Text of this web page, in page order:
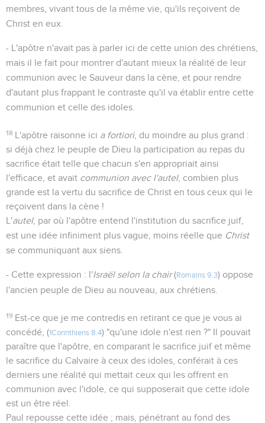
membres, vivant tous de la même vie, qu'ils reçoivent de
Christ en eux.
- L'apôtre n'avait pas à parler ici de cette union des chrétiens,
mais il le fait pour montrer d'autant mieux la réalité de leur
communion avec le Sauveur dans la cène, et pour rendre
d'autant plus frappant le contraste qu'il va établir entre cette
communion et celle des idoles.
18 L'apôtre raisonne ici a fortiori, du moindre au plus grand :
si déjà chez le peuple de Dieu la participation au repas du
sacrifice était telle que chacun s'en appropriait ainsi
l'efficace, et avait communion avec l'autel, combien plus
grande est la vertu du sacrifice de Christ en tous ceux qui le
reçoivent dans la cène !
L'autel, par où l'apôtre entend l'institution du sacrifice juif,
est une idée infiniment plus vague, moins réelle que Christ
se communiquant aux siens.
- Cette expression : l'Israël selon la chair(Romains 9.3) oppose
l'ancien peuple de Dieu au nouveau, aux chrétiens.
19 Est-ce que je me contredis en retirant ce que je vous ai
concédé, (1Corinthiens 8.4) "qu'une idole n'est rien ?" Il pouvait
paraître que l'apôtre, en comparant le sacrifice juif et même
le sacrifice du Calvaire à ceux des idoles, conférait à ces
derniers une réalité qui mettait ceux qui les offrent en
communion avec l'idole, ce qui supposerait que cette idole
est un être réel.
Paul repousse cette idée ; mais, pénétrant au fond des